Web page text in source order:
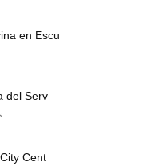
en Escu
del Serv
Cent